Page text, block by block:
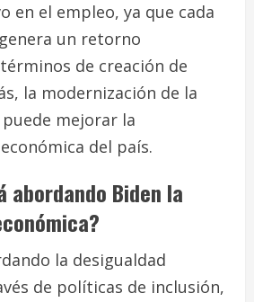
en el empleo, ya que cada
un retorno
de creación de
la modernización de la
mejorar la
del país.
abordando Biden la
la desigualdad
de políticas de inclusión,